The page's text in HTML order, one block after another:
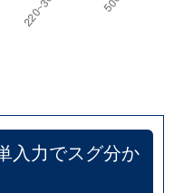
入力でスグ分か